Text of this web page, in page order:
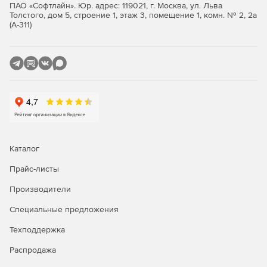
случайном переходе на вредоносный сайт.
Технологии Безопасные платежи и Менеджер паролей
защищают финансовые операции, вовремя отслеживая
Мониторинг уязвимостей
устройств
ПАО «Софтлайн». Юр. адрес: 119021, г. Москва, ул. Льва
Толстого, дом 5, строение 1, этаж 3, помещение 1, комн. № 2, 2а
(А-311)
Каталог
Прайс-листы
Производители
Специальные предложения
Техподдержка
Распродажа